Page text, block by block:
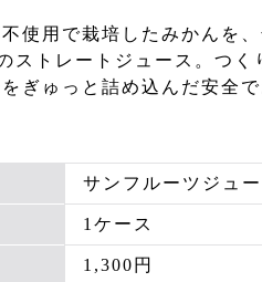
使用で栽培したみかんを
ストレートジュース。つく
ぎゅっと詰め込んだ安全
サンフルーツジュー
1ケース
1,300円